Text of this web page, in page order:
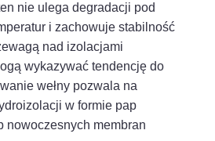
nie ulega degradacji pod
i zachowuje stabilność
nad izolacjami
wykazywać tendencję do
wełny pozwala na
w formie pap
nowoczesnych membran